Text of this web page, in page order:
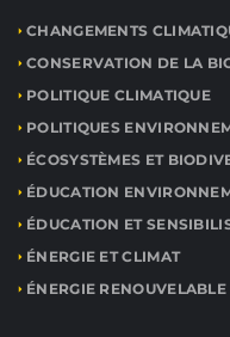
CHANGEMENTS
CONSERVATION DE LA
POLITIQUE CLIMATIQUE
POLITIQUES
ÉCOSYSTÈMES ET
ÉDUCATION
ÉDUCATION ET
ÉNERGIE ET CLIMAT
ÉNERGIE RENOUVELABLE